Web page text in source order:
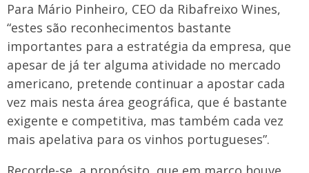
Para Mário Pinheiro, CEO da Ribafreixo Wines,
“estes são reconhecimentos bastante
importantes para a estratégia da empresa, que
apesar de já ter alguma atividade no mercado
americano, pretende continuar a apostar cada
vez mais nesta área geográfica, que é bastante
exigente e competitiva, mas também cada vez
mais apelativa para os vinhos portugueses”.